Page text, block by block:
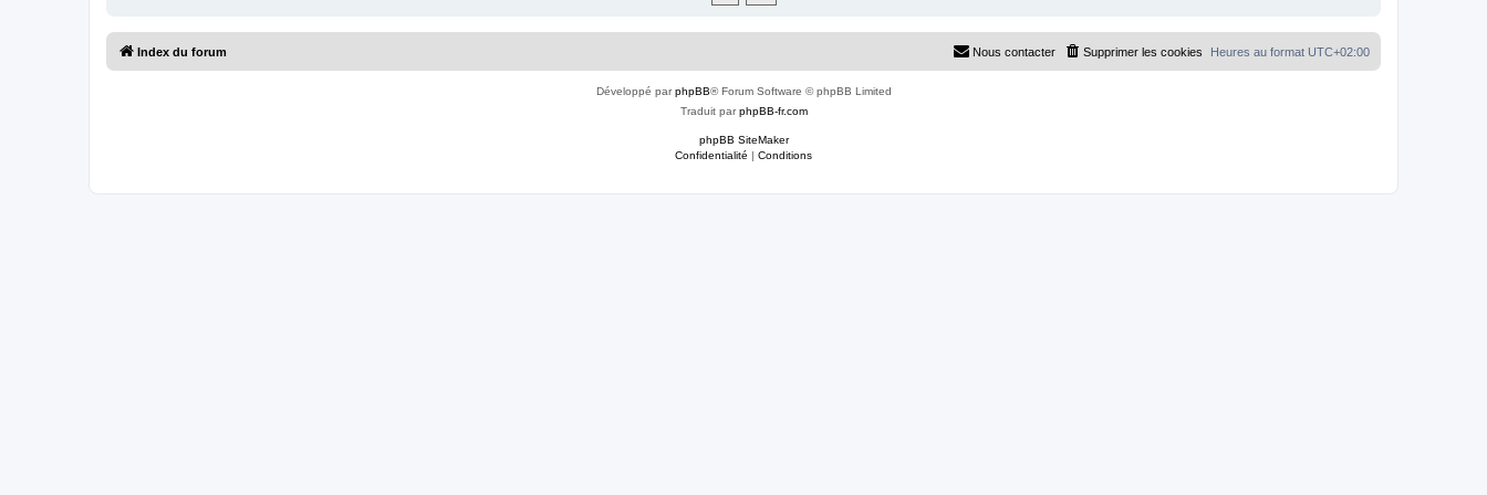
Index du forum Heures au format UTC+02:00
Supprimer les cookies
Nous contacter
Développé parphpBB® Forum Software © phpBB Limited
Traduit parphpBB-fr.com
phpBB SiteMaker
Confidentialité | Conditions